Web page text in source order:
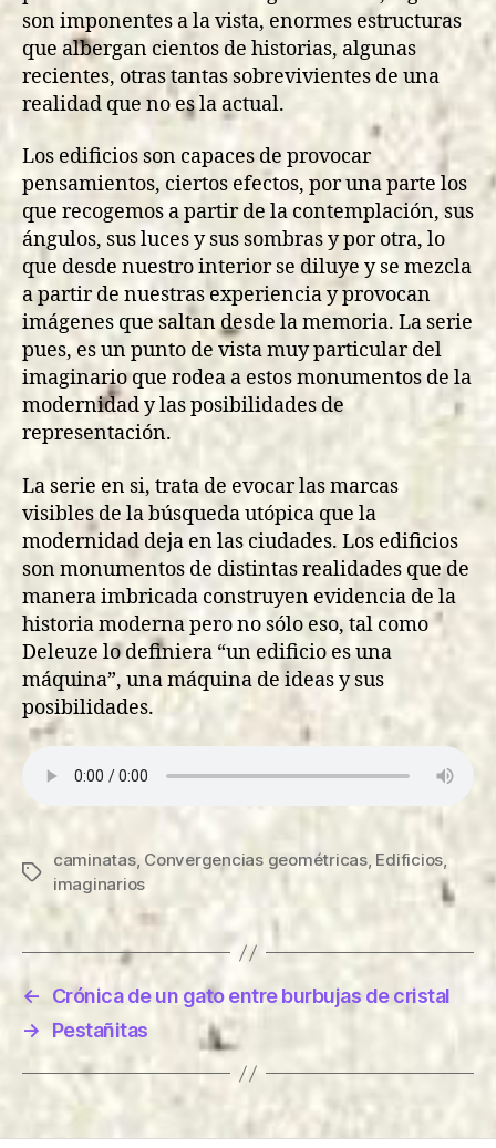
son imponentes a la vista, enormes estructuras
que albergan cientos de historias, algunas
recientes, otras tantas sobrevivientes de una
realidad que no es la actual.
Los edificios son capaces de provocar
pensamientos, ciertos efectos, por una parte los
que recogemos a partir de la contemplación, sus
ángulos, sus luces y sus sombras y por otra, lo
que desde nuestro interior se diluye y se mezcla
a partir de nuestras experiencia y provocan
imágenes que saltan desde la memoria. La serie
pues, es un punto de vista muy particular del
imaginario que rodea a estos monumentos de la
modernidad y las posibilidades de
representación.
La serie en si, trata de evocar las marcas
visibles de la búsqueda utópica que la
modernidad deja en las ciudades. Los edificios
son monumentos de distintas realidades que de
manera imbricada construyen evidencia de la
historia moderna pero no sólo eso, tal como
Deleuze lo definiera “un edificio es una
máquina”, una máquina de ideas y sus
posibilidades.
Etiquetas
caminatas, Convergencias geométricas, Edificios,
imaginarios
←
Crónica de un gato entre burbujas de cristal
→
Pestañitas